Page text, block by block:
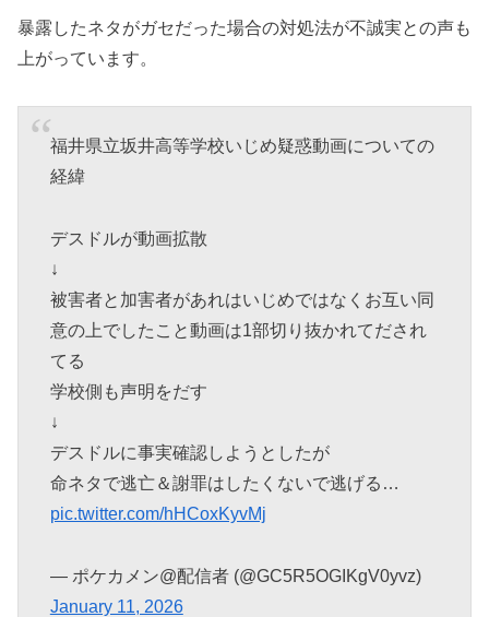
暴露したネタがガセだった場合の対処法が不誠実との声も
上がっています。
福井県立坂井高等学校いじめ疑惑動画についての
経緯
デスドルが動画拡散
↓
被害者と加害者があれはいじめではなくお互い同
意の上でしたこと動画は1部切り抜かれてだされ
てる
学校側も声明をだす
↓
デスドルに事実確認しようとしたが
命ネタで逃亡＆謝罪はしたくないで逃げる…
pic.twitter.com/hHCoxKyvMj
— ポケカメン@配信者 (@GC5R5OGIKgV0yvz)
January 11, 2026